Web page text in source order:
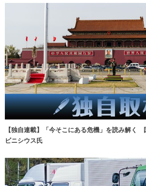
【独自連載】「今そこにある危機」を読み解く
ビニシウス氏